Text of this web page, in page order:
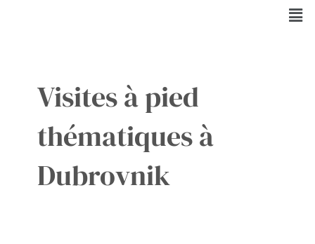
Visites à pied
thématiques à
Dubrovnik